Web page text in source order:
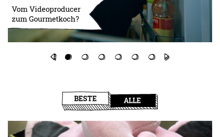
Vom Videoproducer
zum Gourmetkoch?
BESTE ALLE